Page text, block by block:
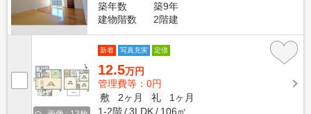
築年数
築9年
建物階数
2階建
新着 写真充実 定借
12.5万円
管理費等：0円
敷
2ヶ月 礼
1ヶ月
1-2階
3LDK 106㎡